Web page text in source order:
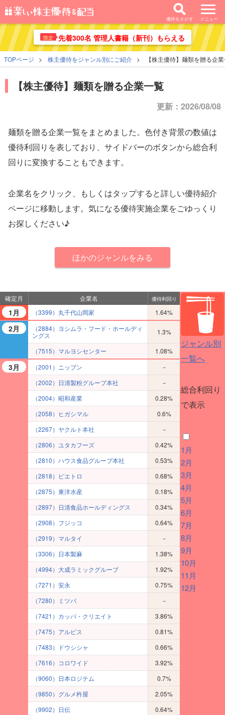
優待をさがす メニュー
限定 先着300名 管理人書籍（新刊）もらえる
TOPページ 株主優待をジャンル別にご紹介 【株主優待】麺類を贈る企
【株主優待】麺類を贈る企業一覧
更新：2026/08/08
麺類を贈る企業一覧をまとめました。色付き背景の数値は
優待利回りを表しており、サイドバーのボタンから総合利
回りに変換することもできます。
企業名をクリック、もしくはタップすると詳しい優待紹介
ページに移動します。気になる優待実施企業をごゆっくり
お探しください♪
ほかのジャンルをみる
確定月 企業名 優待利回り
1月 （3399）丸千代山岡家 1.64%
2月
（2884）ヨシムラ・フード・ホールディ
ングス
1.3%
（7515）マルヨシセンター 1.08%
3月 （2001）ニップン
－
（2002）日清製粉グループ本社
－
（2004）昭和産業
0.28%
（2058）ヒガシマル
0.6%
（2267）ヤクルト本社
－
（2806）ユタカフーズ
0.42%
（2810）ハウス食品グループ本社
0.53%
（2818）ピエトロ
0.68%
（2875）東洋水産
0.18%
（2897）日清食品ホールディングス
0.34%
（2908）フジッコ
0.64%
（2919）マルタイ
－
（3306）日本製麻
1.38%
（4994）大成ラミックグループ
1.92%
（7271）安永
0.75%
（7280）ミツバ
－
（7421）カッパ・クリエイト
3.86%
（7475）アルビス
0.81%
（7483）ドウシシャ
0.66%
（7616）コロワイド
3.92%
（9060）日本ロジテム
0.7%
（9850）グルメ杵屋
2.05%
（9902）日伝
0.64%
ジャンル別
一覧へ
総合利回り
で表示
1月
2月
3月
4月
5月
6月
7月
8月
9月
10月
11月
12月